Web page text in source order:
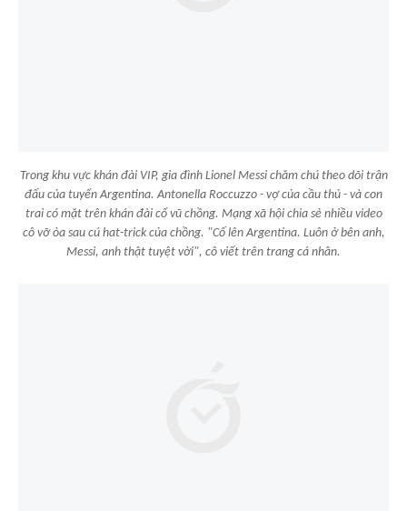
Trong khu vực khán đài VIP, gia đình Lionel Messi chăm chú theo dõi trận
đấu của tuyển Argentina. Antonella Roccuzzo - vợ của cầu thủ - và con
trai có mặt trên khán đài cổ vũ chồng. Mạng xã hội chia sẻ nhiều video
cô vỡ òa sau cú hat-trick của chồng. "Cố lên Argentina. Luôn ở bên anh,
Messi, anh thật tuyệt vời", cô viết trên trang cá nhân.